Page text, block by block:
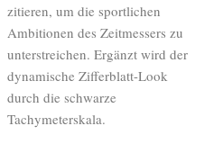
zitieren, um die sportlichen
Ambitionen des Zeitmessers zu
unterstreichen. Ergänzt wird der
dynamische Zifferblatt-Look
durch die schwarze
Tachymeterskala.